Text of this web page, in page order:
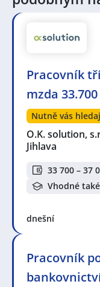
Pracovník
mzda 33.700
Nutně vás
O.K. solution,
Jihlava
33 700 – 37
Vhodné
dnešní
Pracovník